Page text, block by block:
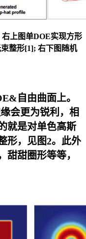
上图单DOE实现方形
整形[1]; 右下图随机
自由曲面上。
会更为锐利，相
就是对单色高斯
形，见图2。此外
甜甜圈形等等，